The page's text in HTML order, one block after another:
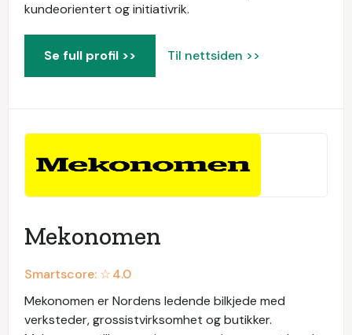
kundeorientert og initiativrik.
Se full profil >> Til nettsiden >>
Mekonomen
Smartscore: ☆4.0
Mekonomen er Nordens ledende bilkjede med
verksteder, grossistvirksomhet og butikker.